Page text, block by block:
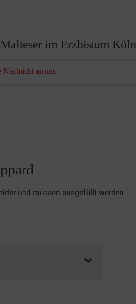
Malteser im Erzbistum Köln
Nachricht an uns
und müssen ausgefüllt werden.